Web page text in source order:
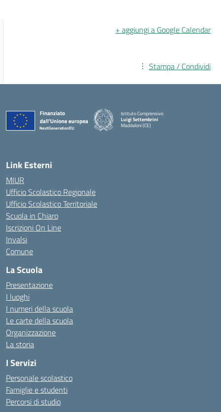
+ aggiungi a Google Calendar
Stampa / Condividi
Istituto Comprensivo
Luigi Settembrini
Maddaloni (CE)
Link Esterni
MIUR
Ufficio Scolastico Regionale
Ufficio Scolastico Territoriale
Scuola in Chiaro
Iscrizioni On Line
Invalsi
Comune
La Scuola
Presentazione
I luoghi
I numeri della scuola
Le carte della scuola
Organizzazione
La storia
I Servizi
Personale scolastico
Famiglie e studenti
Percorsi di studio